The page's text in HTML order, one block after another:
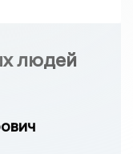
людей